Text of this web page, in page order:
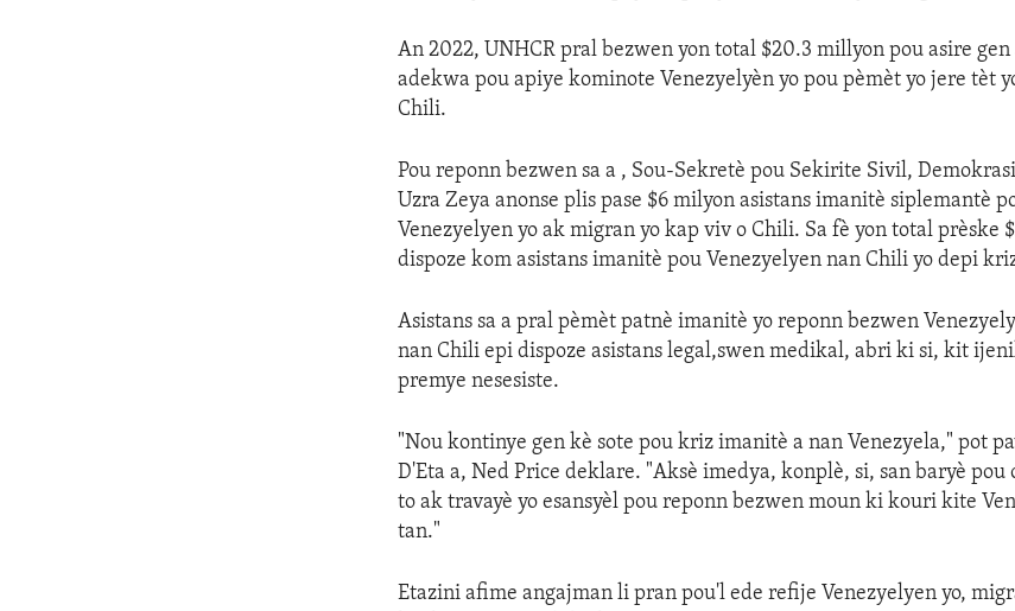
An 2022, UNHCR pral bezwen yon total $20.3 millyon pou asire
adekwa pou apiye kominote Venezyelyèn yo pou pèmèt yo jere tèt
Chili.
Pou reponn bezwen sa a , Sou-Sekretè pou Sekirite Sivil,
Uzra Zeya anonse plis pase $6 milyon asistans imanitè siplemantè
Venezyelyen yo ak migran yo kap viv o Chili. Sa fè yon total prèske
dispoze kom asistans imanitè pou Venezyelyen nan Chili yo depi
Asistans sa a pral pèmèt patnè imanitè yo reponn bezwen
nan Chili epi dispoze asistans legal,swen medikal, abri ki si, kit
premye nesesiste.
"Nou kontinye gen kè sote pou kriz imanitè a nan Venezyela," pot
D'Eta a, Ned Price deklare. "Aksè imedya, konplè, si, san baryè pou
to ak travayè yo esansyèl pou reponn bezwen moun ki kouri kite
tan."
Etazini afime angajman li pran pou'l ede refije Venezyelyen yo,